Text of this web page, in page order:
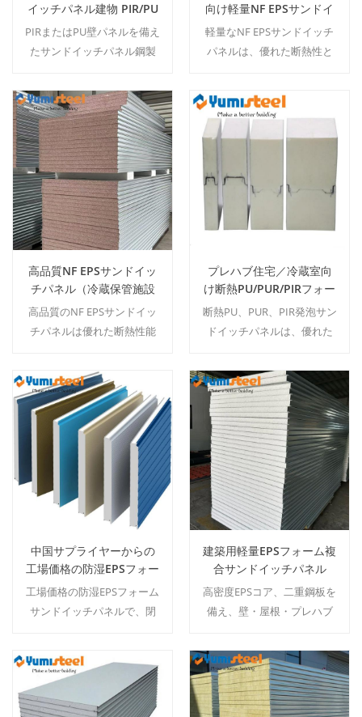
イッチパネル建物 PIR/PU
壁パネル
PIRまたはPU壁パネルを備え
たサンドイッチパネル鋼製
と美しい仕上がりを提供
し、内部間仕切りと外装フ
ァサードの両方に適してい
ます。
続きを読む
向け軽量NF EPSサンドイ
ッチパネル
軽量なNF EPSサンドイッチ
パネルは、優れた断熱性と
要な鉄骨構造の作業場にお
いて実用的な選択肢となり
続きを読む
高品質NF EPSサンドイッ
チパネル（冷蔵保管施設
および倉庫向け）
高品質のNF EPSサンドイッ
チパネルは優れた断熱性能
蔵・冷凍保管および倉庫用
途において信頼性が高く費
用対効果の高いソリューシ
ョンとなります。
続きを読む
プレハブ住宅／冷蔵室向
け断熱PU/PUR/PIRフォー
ムサンドイッチパネル
断熱PU、PUR、PIR発泡サン
ドイッチパネルは、優れた
提供し、プレハブ住宅およ
び冷蔵・冷凍室建設に理想
的な選択肢となります。
続きを読む
中国サプライヤーからの
工場価格の防湿EPSフォー
ムサンドイッチパネル
工場価格の防湿EPSフォーム
サンドイッチパネルで、閉
根・冷蔵倉庫用の優れた断
熱性能を持っています。
続きを読む
建築用軽量EPSフォーム複
合サンドイッチパネル
高密度EPSコア、二重鋼板を
備え、壁・屋根・プレハブ
持つ、建築用軽量EPS発泡複
合サンドイッチパネル。
続きを読む